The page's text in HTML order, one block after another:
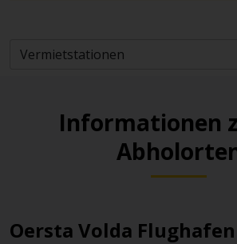
Informationen
Oersta Volda Flughafen